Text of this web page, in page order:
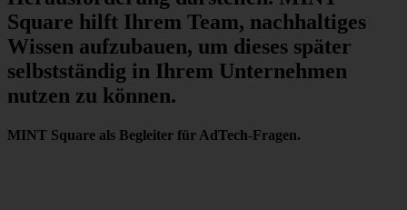
Square hilft Ihrem Team, nachhaltiges
Wissen aufzubauen, um dieses später
selbstständig in Ihrem Unternehmen
nutzen zu können.
MINT Square als Begleiter für AdTech-Fragen.